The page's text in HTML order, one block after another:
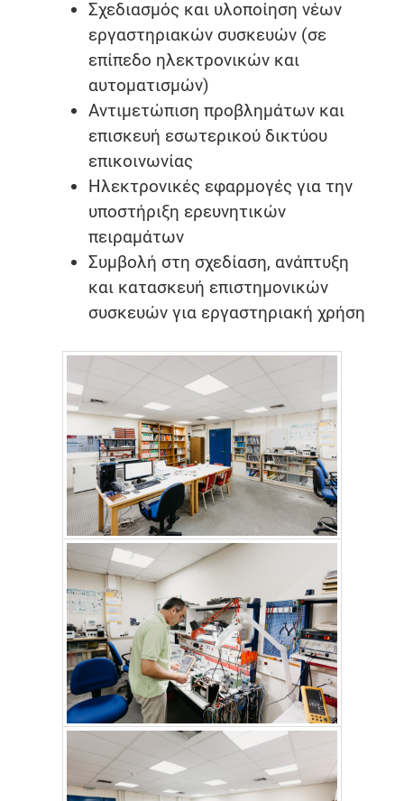
Σχεδιασμός και υλοποίηση νέων
εργαστηριακών συσκευών (σε
επίπεδο ηλεκτρονικών και
αυτοματισμών)
Αντιμετώπιση προβλημάτων και
επισκευή εσωτερικού δικτύου
επικοινωνίας
Ηλεκτρονικές εφαρμογές για την
υποστήριξη ερευνητικών
πειραμάτων
Συμβολή στη σχεδίαση, ανάπτυξη
και κατασκευή επιστημονικών
συσκευών για εργαστηριακή χρήση